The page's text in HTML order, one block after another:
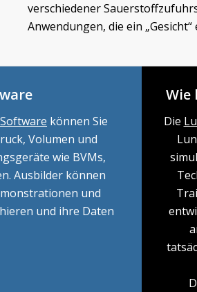
verschiedener
Anwendungen, die ein
können Sie
Volumen und
wie BVMs,
Ausbilder können
und
und ihre Daten
Wie
Die